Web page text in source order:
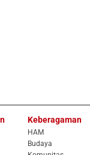
Keberagaman
HAM
Budaya